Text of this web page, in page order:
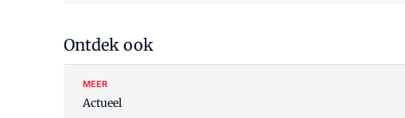
Ontdek ook
MEER
Actueel